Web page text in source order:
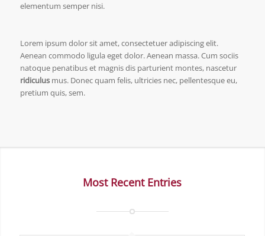
elementum semper nisi.
Lorem ipsum dolor sit amet, consectetuer adipiscing elit.
Aenean commodo ligula eget dolor. Aenean massa. Cum sociis
natoque penatibus et magnis dis parturient montes, nascetur
ridiculusmus. Donec quam felis, ultricies nec, pellentesque eu,
pretium quis, sem.
Most Recent Entries